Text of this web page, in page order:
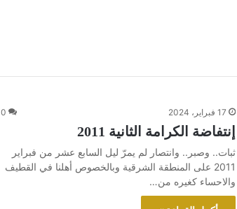
17 فبراير، 2024 0
إنتفاضة الكرامة الثانية 2011
ثبات.. وصبر.. وانتصار لم يمرّ ليل السابع عشر من فبراير
2011 على المنطقة الشرقية وبالخصوص أهلنا في القطيف
والاحساء كغيره من…